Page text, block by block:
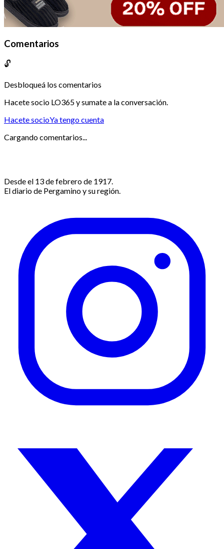
Comentarios
🔓
Desbloqueá los comentarios
Hacete socio LO365 y sumate a la conversación.
Hacete socioYa tengo cuenta
Cargando comentarios...
Desde el 13 de febrero de 1917.
El diario de Pergamino y su región.